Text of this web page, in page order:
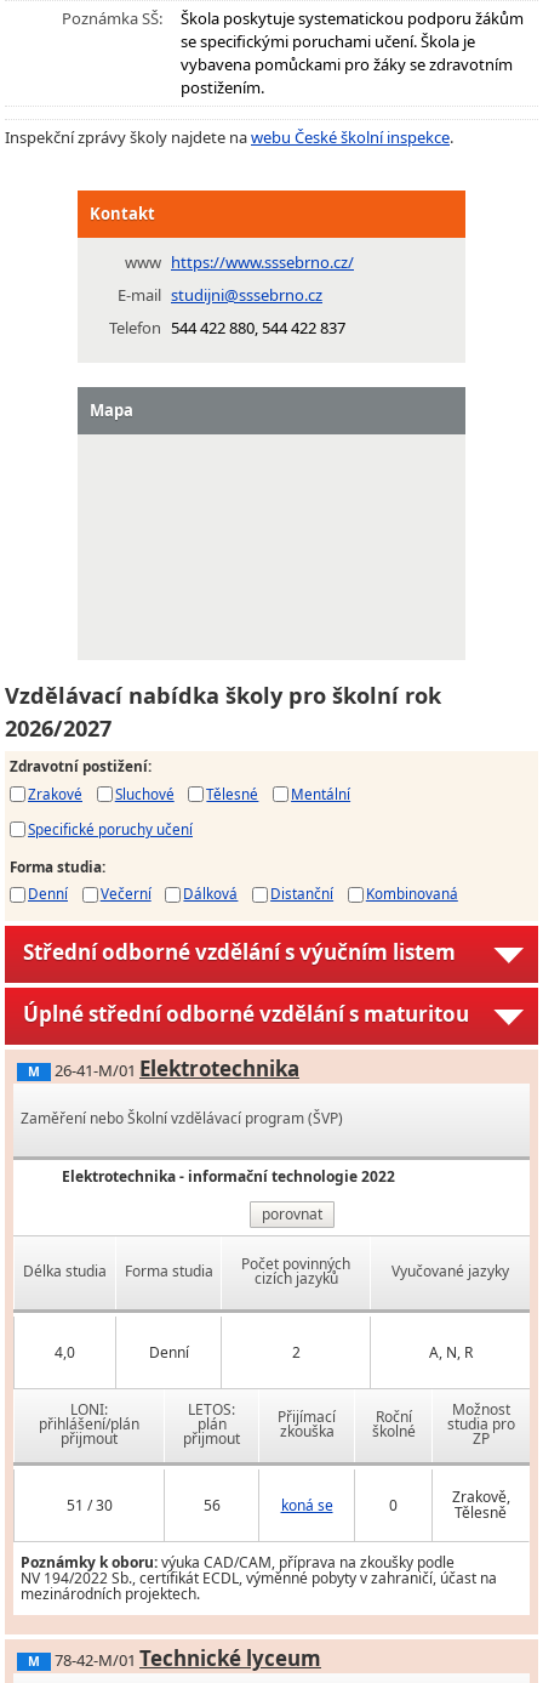
Poznámka SŠ:
Škola poskytuje systematickou podporu žákům
se specifickými poruchami učení. Škola je
vybavena pomůckami pro žáky se zdravotním
postižením.
Inspekční zprávy školy najdete nawebu České školní inspekce.
Kontakt
www https://www.sssebrno.cz/
E-mail studijni@sssebrno.cz
Telefon 544 422 880, 544 422 837
Mapa
Vzdělávací nabídka školy pro školní rok
2026/2027
Zdravotní postižení:
Zrakové
Sluchové Tělesné
Mentální
Specifické poruchy učení
Forma studia:
Denní
Večerní Dálková Distanční Kombinovaná
Střední odborné vzdělání s výučním listem
Úplné střední odborné vzdělání s maturitou
M 26-41-M/01 Elektrotechnika
Zaměření nebo Školní vzdělávací program (ŠVP)
Elektrotechnika - informační technologie 2022
porovnat
Délka studia Forma studia Počet povinných
cizích jazyků Vyučované jazyky
4,0 Denní 2 A, N, R
LONI:
přihlášení/plán
přijmout
LETOS:
plán
přijmout
Přijímací
zkouška
Roční
školné
Možnost
studia pro
ZP
51 / 30 56 koná se 0 Zrakově,
Tělesně
Poznámky k oboru:výuka CAD/CAM, příprava na zkoušky podle
NV 194/2022 Sb., certifikát ECDL, výměnné pobyty v zahraničí, účast na
mezinárodních projektech.
M 78-42-M/01 Technické lyceum